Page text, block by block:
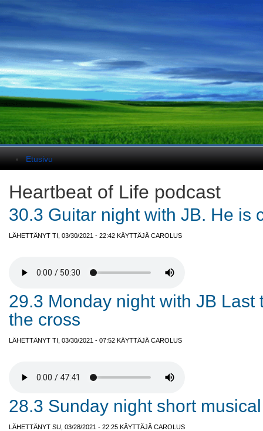
Päävalikko
Etusivu
Heartbeat of Life podcast
30.3 Guitar night with JB. He is
LÄHETTÄNYT TI, 03/30/2021 - 22:42 KÄYTTÄJÄ CAROLUS
29.3 Monday night with JB Last
the cross
LÄHETTÄNYT TI, 03/30/2021 - 07:52 KÄYTTÄJÄ CAROLUS
28.3 Sunday night short
LÄHETTÄNYT SU, 03/28/2021 - 22:25 KÄYTTÄJÄ CAROLUS